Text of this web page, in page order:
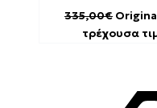
335,00€
τρέχουσα